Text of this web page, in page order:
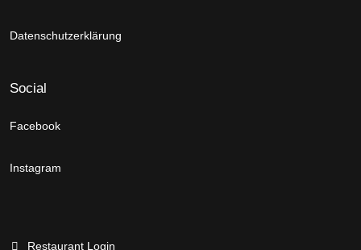
Datenschutzerklärung
Social
Facebook
Instagram
Restaurant Login